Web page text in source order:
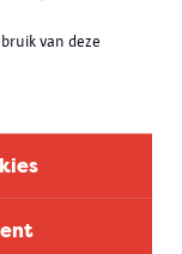
van deze